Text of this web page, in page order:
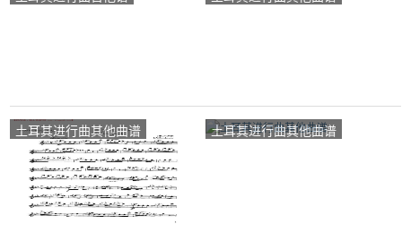
土耳其进行曲其他曲谱 土耳其进行曲其他曲谱